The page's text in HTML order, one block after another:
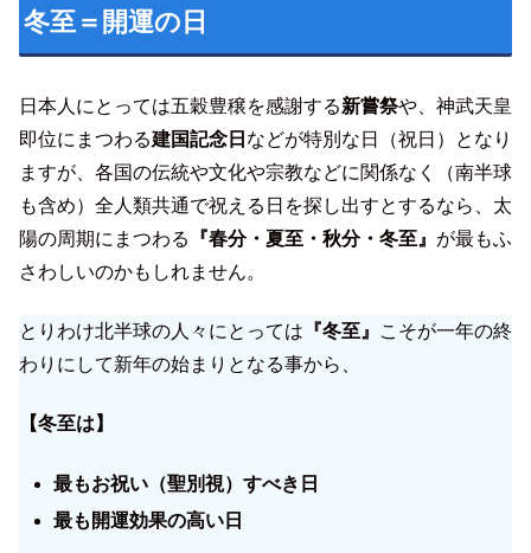
冬至＝開運の日
日本人にとっては五穀豊穣を感謝する新嘗祭や、神武天皇
即位にまつわる建国記念日 などが特別な日（祝日）となり
ますが、各国の伝統や文化や宗教などに関係なく（南半球
も含め）全人類共通で祝える日を探し出すとするなら、太
陽の周期にまつわる
『春分・夏至・秋分・冬至』 が最もふ
さわしいのかもしれません。
とりわけ北半球の人々にとっては 『冬至』
こそが一年の終
わりにして新年の始まりとなる事から、
【冬至は】
最もお祝い（聖別視）すべき日
最も開運効果の高い日